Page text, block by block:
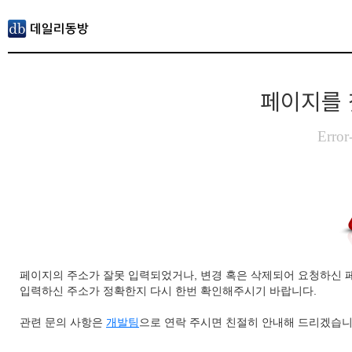
페이지를
페이지의 주소가 잘못 입력되었거나, 변경 혹은 삭제되어 요청하신
입력하신 주소가 정확한지 다시 한번 확인해주시기 바랍니다.
관련 문의 사항은 개발팀 으로 연락 주시면 친절히 안내해 드리겠습